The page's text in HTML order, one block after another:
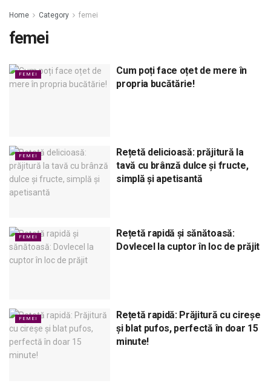
Home Category femei
femei
FEMEI
Cum poți face oțet de mere în
propria bucătărie!
FEMEI
Rețetă delicioasă: prăjitură la
tavă cu brânză dulce și fructe,
simplă și apetisantă
FEMEI
Rețetă rapidă și sănătoasă:
Dovlecel la cuptor în loc de prăjit
FEMEI
Rețetă rapidă: Prăjitură cu cireșe
și blat pufos, perfectă în doar 15
minute!